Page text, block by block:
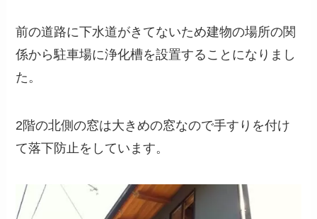
前の道路に下水道がきてないため建物の場所の関
係から駐車場に浄化槽を設置することになりまし
た。
2階の北側の窓は大きめの窓なので手すりを付け
て落下防止をしています。